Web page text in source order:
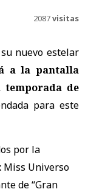
2087visitas
nuevo estelar
a la pantalla
de
para este
por la
Miss Universo
de “Gran